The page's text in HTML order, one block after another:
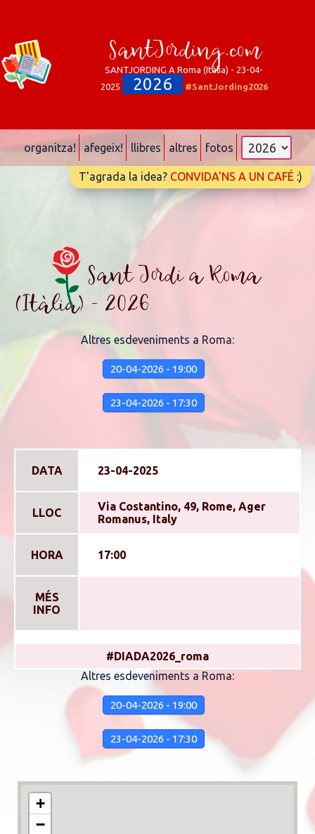
SantJording.com
SANTJORDING A Roma (Itàlia) - 23-04-
2025
2026 #SantJording2026
organitza! afegeix! llibres altres fotos
T'agrada la idea? CONVIDA'NS A UN CAFÉ :)
Sant Jordi a Roma
(Itàlia) - 2026
Altres esdeveniments a Roma:
20-04-2026 - 19:00
23-04-2026 - 17:30
DATA 23-04-2025
LLOC
Via Costantino, 49, Rome, Ager
Romanus, Italy
HORA 17:00
MÉS
INFO
#DIADA2026_roma
Altres esdeveniments a Roma:
20-04-2026 - 19:00
23-04-2026 - 17:30
+
−